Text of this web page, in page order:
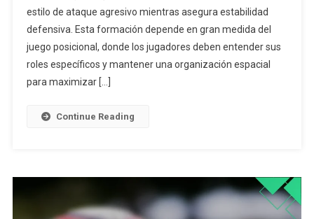
Juego
Posicional,
Comprensión
De
estilo de ataque agresivo mientras asegura estabilidad
defensiva. Esta formación depende en gran medida del
juego posicional, donde los jugadores deben entender sus
roles específicos y mantener una organización espacial
para maximizar […]
Continue Reading